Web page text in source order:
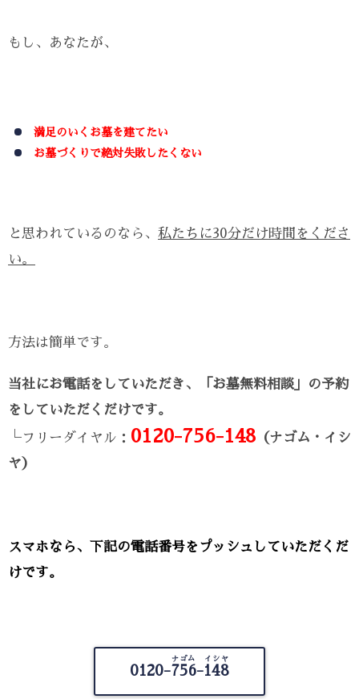
もし、あなたが、
満足のいくお墓を建てたい
お墓づくりで絶対失敗したくない
と思われているのなら、 私たちに30分だけ時間をくださ
い。
方法は簡単です。
当社にお電話をしていただき、「お墓無料相談」の予約
をしていただくだけです。
└フリーダイヤル： 0120-756-148 （ナゴム・イシ
ヤ）
スマホなら、下記の電話番号をプッシュしていただくだ
けです。
0120-756-148
ナゴム イシヤ